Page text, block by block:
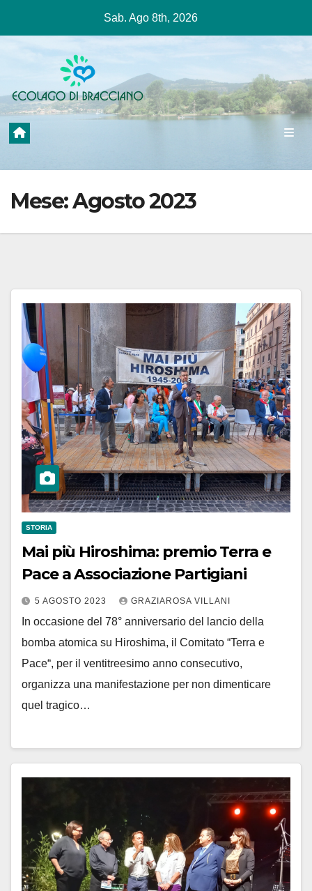
contenuto
Sab. Ago 8th, 2026
Mese:Agosto 2023
STORIA
Mai più Hiroshima: premio Terra e
Pace a Associazione Partigiani
5 AGOSTO 2023 GRAZIAROSA VILLANI
In occasione del 78° anniversario del lancio della
bomba atomica su Hiroshima, il Comitato “Terra e
Pace“, per il ventitreesimo anno consecutivo,
organizza una manifestazione per non dimenticare
quel tragico…